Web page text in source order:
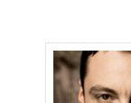
Trastevere